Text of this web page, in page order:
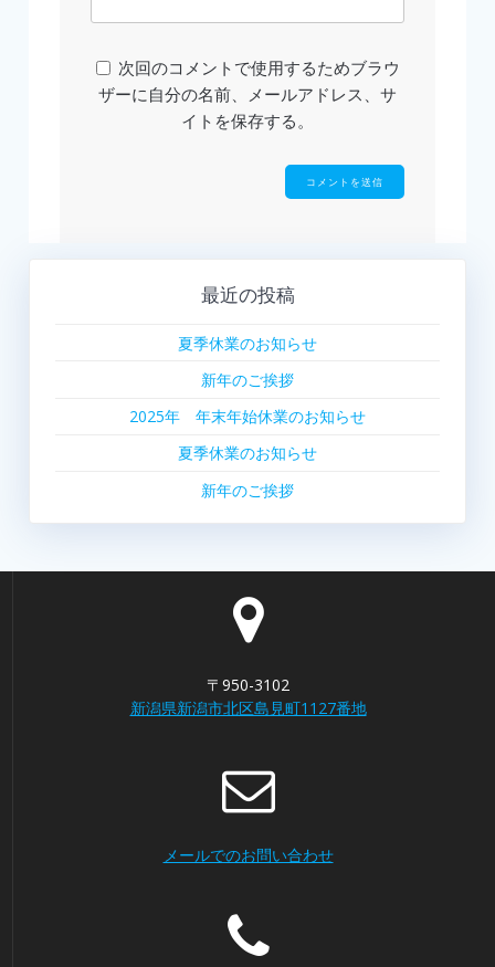
次回のコメントで使用するためブラウ
ザーに自分の名前、メールアドレス、サ
イトを保存する。
最近の投稿
夏季休業のお知らせ
新年のご挨拶
2025年 年末年始休業のお知らせ
夏季休業のお知らせ
新年のご挨拶
〒950-3102
新潟県新潟市北区島見町1127番地
メールでのお問い合わせ